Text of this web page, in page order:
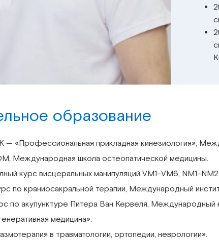
образование
— «Профессиональная прикладная кинезиология»,
Международная школа остеопатической медицины.
курс висцеральных манипуляций VM1–VM6,
по краниосакральной терапии, Международный
по акупунктуре Питера Ван Кервеля,
медицина».
в травматологии, ортопедии, неврологии».